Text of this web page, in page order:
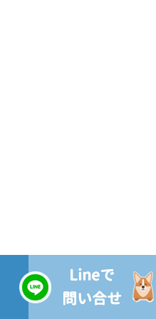
Lineで
問い合せ